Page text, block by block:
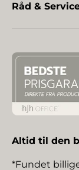
Råd &
Altid til den
*Fundet